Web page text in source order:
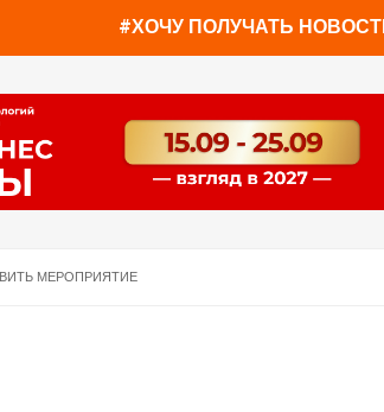
#ХОЧУ ПОЛУЧАТЬ
МЕРОПРИЯТИЕ